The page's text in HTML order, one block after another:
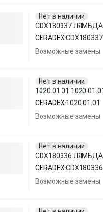
Нет в наличии
CDX180337
CERADEXCDX180337
Возможные замены
Нет в наличии
1020.01.01
CERADEX 1020.01.01
Возможные замены
Нет в наличии
CDX180336
CERADEXCDX180336
Возможные замены